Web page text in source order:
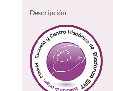
Descripción